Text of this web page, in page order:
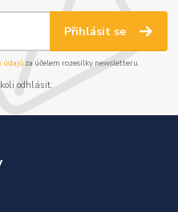
Přihlásit se
údajůza účelem rozesílky newsletteru.
odhlásit.